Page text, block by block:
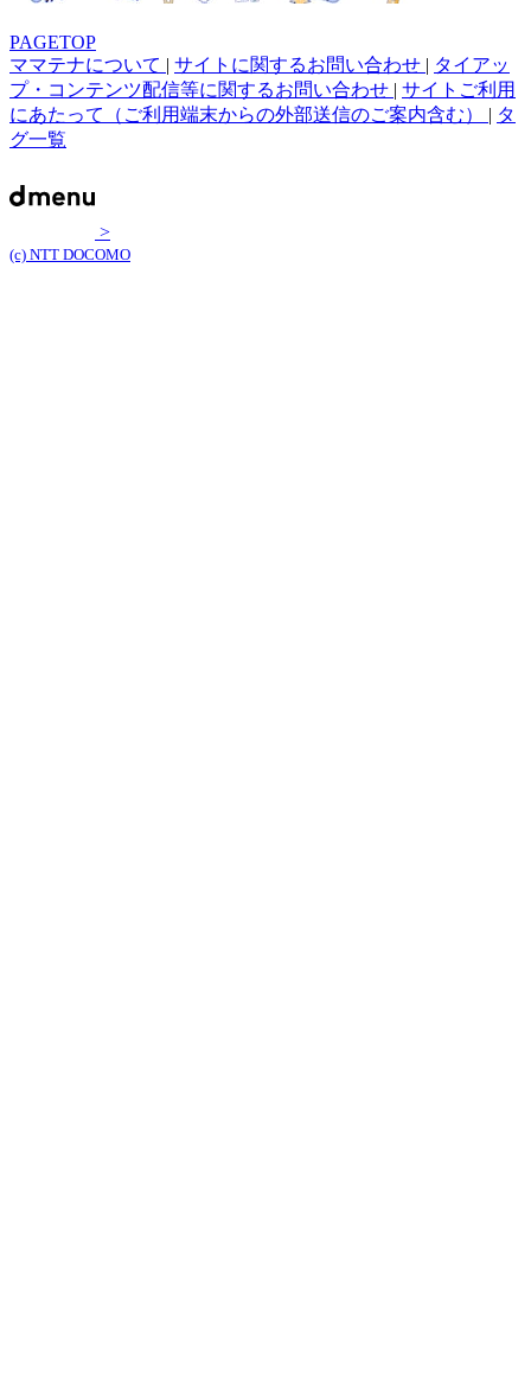
PAGETOP
ママテナについて | サイトに関するお問い合わせ | タイアッ
プ・コンテンツ配信等に関するお問い合わせ | サイトご利用
にあたって（ご利用端末からの外部送信のご案内含む） | タ
グ一覧
>
(c) NTT DOCOMO